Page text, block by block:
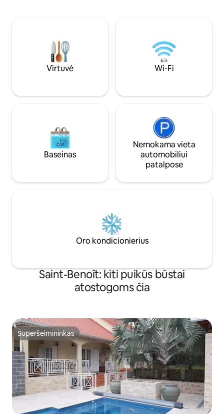
semaine à l'avance.
Statomas sodas
galite pasistatyti
Virtuvė Wi-Fi
Baseinas
Nemokama vieta
automobiliui
patalpose
Oro kondicionierius
Saint-Benoît: kiti puikūs būstai
atostogoms čia
Superšeimininkas
Superšeimininkas